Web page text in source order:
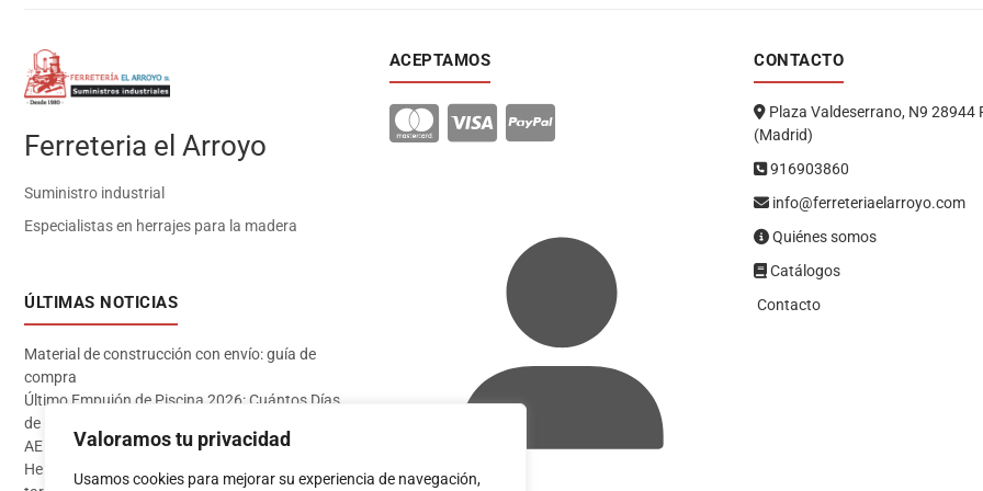
Valoramos tu privacidad
Usamos cookies para mejorar su experiencia de navegación,
Ferreteria el Arroyo
Suministro industrial
Especialistas en herrajes para la madera
ÚLTIMAS NOTICIAS
Material de construcción con envío: guía de
compra
Último Empujón de Piscina 2026: Cuántos Días
de Baño te Quedan en Madrid Sur (Datos
AEMET)
Herramientas imprescindibles para instalar
ACEPTAMOS CONTACTO
Plaza Valdeserrano, N9 28944
(Madrid)
916903860
info@ferreteriaelarroyo.com
Quiénes somos
Catálogos
Contacto